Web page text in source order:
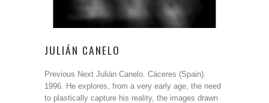
JULIÁN CANELO
Previous Next Julián Canelo. Cáceres (Spain).
1996. He explores, from a very early age, the need
to plastically capture his reality, the images drawn